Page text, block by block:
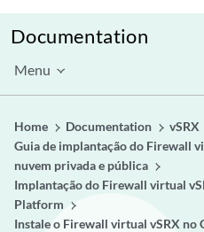
Documentation
Menu
Home Documentation
vSRX
Guia de implantação do Firewall
nuvem privada e pública
Implantação do Firewall virtual
Platform
Instale o Firewall virtual vSRX no